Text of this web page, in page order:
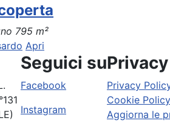
795 m²
Apri
Seguici su
Facebook
Instagram
Privacy
Cookie Policy
Aggiorna le